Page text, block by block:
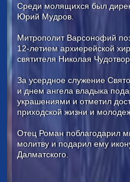
Среди молящихся был
Юрий Мудров.
Митрополит Варсонофий
12-летием архиерейской
святителя Николая
За усердное служение
и днем ангела владыка
украшениями и отметил
приходской жизни и
Отец Роман поблагодарил
молитву и подарил ему
Далматского.